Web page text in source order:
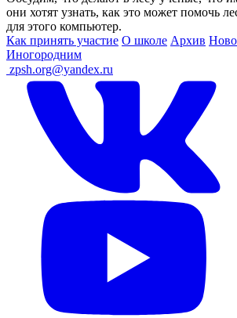
они хотят узнать, как это может помочь
для этого компьютер.
Как принять участие О школе Архив
Иногородним
zpsh.org@yandex.ru